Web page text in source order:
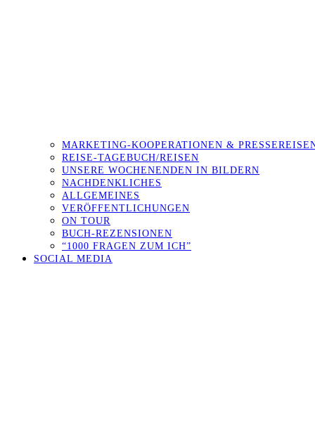
MARKETING-KOOPERATIONEN &
REISE-TAGEBUCH/REISEN
UNSERE WOCHENENDEN IN BILDERN
NACHDENKLICHES
ALLGEMEINES
VERÖFFENTLICHUNGEN
ON TOUR
BUCH-REZENSIONEN
“1000 FRAGEN ZUM ICH”
SOCIAL MEDIA